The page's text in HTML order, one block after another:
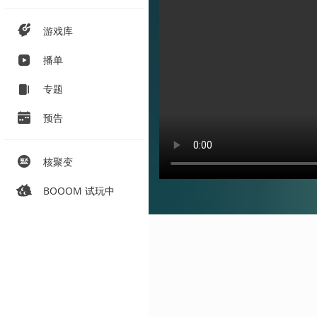
游戏库
播单
专题
预告
核聚变
BOOOM 试玩中